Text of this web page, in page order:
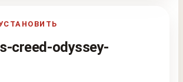
creed-odyssey-